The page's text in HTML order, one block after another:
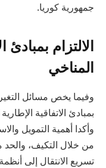
جمهورية كوريا.
الالتزام بمبادئ
المناخي
وفيما يخص مسائل التغير
بمبادئ الاتفاقية
وأكدا أهمية التمويل
من خلال التكيف، والحد
تسريع الانتقال إلى